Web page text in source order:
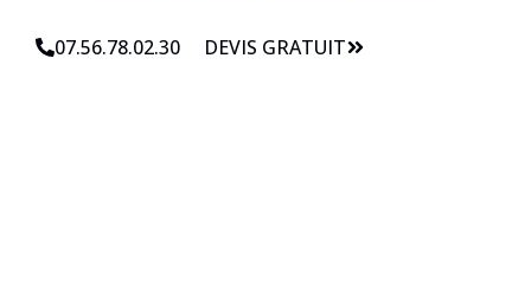
07.56.78.02.30 DEVIS GRATUIT